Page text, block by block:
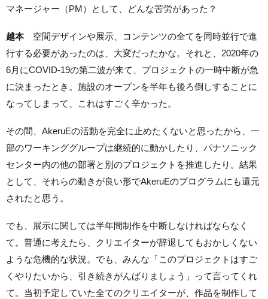
マネージャー（PM）として、どんな苦労があった？
越本空間デザインや展示、コンテンツの全てを同時並行で進
行する必要があったのは、大変だったかな。それと、2020年の
6月にCOVID-19の第二波が来て、プロジェクトの一時中断が急
に決まったとき。施設のオープンを半年も後ろ倒しすることに
なってしまって、これはすごく辛かった。
その間、AkeruEの活動を完全に止めたくないと思ったから、一
部のワーキンググループは継続的に動かしたり、パナソニック
センター内の他の部署と別のプロジェクトを推進したり。結果
として、それらの動きが良い形でAkeruEのプログラムにも還元
されたと思う。
でも、展示に関しては半年間制作を中断しなければならなく
て。普通に考えたら、クリエイターが辞退してもおかしくない
ような危機的な状況。でも、みんな「このプロジェクトはすご
くやりたいから、引き続きがんばりましょう」って言ってくれ
て。当初予定していた全てのクリエイターが、作品を制作して